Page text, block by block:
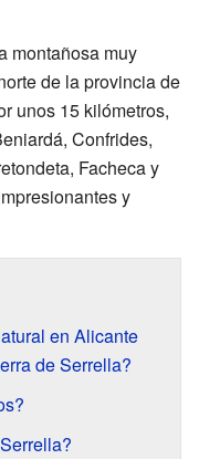
montañosa muy
de la provincia de
unos 15 kilómetros,
Confrides,
Facheca y
y
en Alicante
de Serrella?